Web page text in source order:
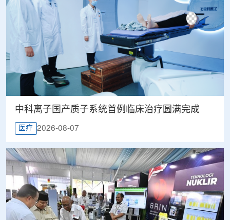
中科离子国产质子系统首例临床治疗圆满完成
医疗 2026-08-07